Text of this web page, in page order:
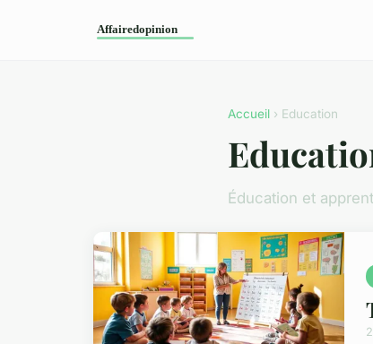
Accueil › Education
Éducation et